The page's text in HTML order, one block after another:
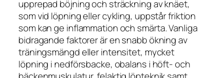
upprepad böjning och sträckning av knäet,
som vid löpning eller cykling, uppstår friktion
som kan ge inflammation och smärta. Vanliga
bidragande faktorer är en snabb ökning av
träningsmängd eller intensitet, mycket
löpning i nedförsbacke, obalans i höft- och